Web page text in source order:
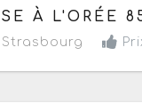
samedi 8 août
À L'ORÉE
Strasbourg